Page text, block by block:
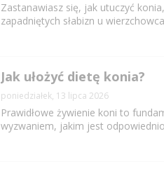
Zastanawiasz się, jak utuczyć
zapadniętych słabizn u
Jak ułożyć dietę konia?
poniedziałek, 13 lipca 2026
Prawidłowe żywienie koni to
wyzwaniem, jakim jest